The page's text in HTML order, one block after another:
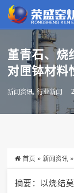
堇青石、烧
对匣钵材料
新闻资讯, 行业新闻
首页 » 新闻资讯 »
摘要：以烧结